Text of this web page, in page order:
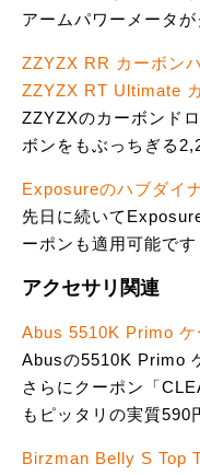
アームパワーメータ
ZZYZX RR カーボン
ZZYZX RT Ultimate
ZZYZXのカーボンド
ボンをもぶっちぎる
Exposureのハブダイ
先日に続いて
ーポンも適用可能です
アクセサリ関連
Abus 5510K Primo ケ
Abusの5510K Primo
さらにクーポン「
もピッタリの実質590
Birzman Belly S Top